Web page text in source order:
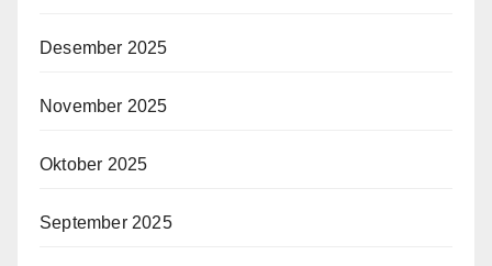
Desember 2025
November 2025
Oktober 2025
September 2025